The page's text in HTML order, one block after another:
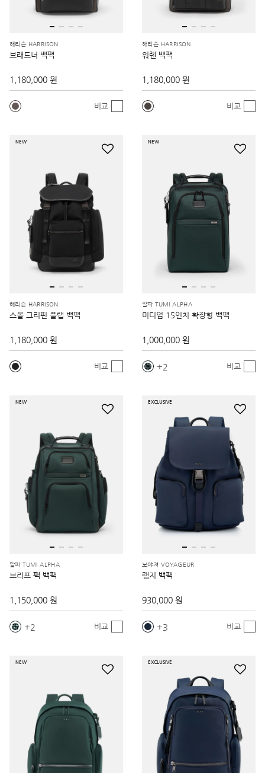
해리슨 HARRISON
브래드너 백팩
1,180,000 원
비교
해리슨 HARRISON
워렌 백팩
1,180,000 원
비교
NEW
해리슨 HARRISON
스몰 그리핀 플랩 백팩
1,180,000 원
비교
NEW
알파 TUMI ALPHA
미디엄 15인치 확장형 백팩
1,000,000 원
2 비교
NEW
알파 TUMI ALPHA
브리프 팩 백팩
1,150,000 원
2 비교
EXCLUSIVE
보야져 VOYAGEUR
램지 백팩
930,000 원
3 비교
NEW EXCLUSIVE